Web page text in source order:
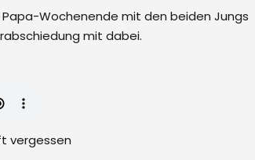
Wochenende mit den beiden Jungs
mit dabei.
vergessen